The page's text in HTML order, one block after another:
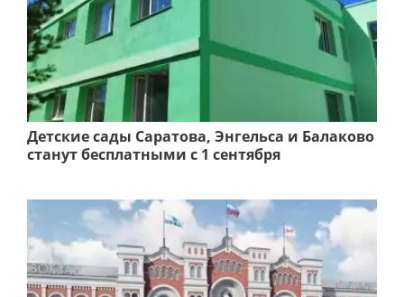
Детские сады Саратова, Энгельса и Балаково
станут бесплатными с 1 сентября